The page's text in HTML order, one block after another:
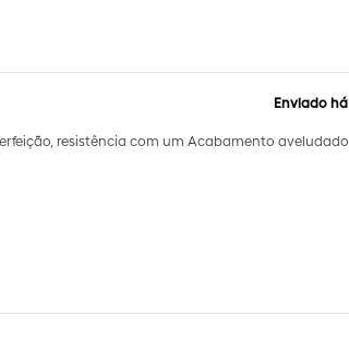
Enviado há
resistência com um Acabamento aveludado